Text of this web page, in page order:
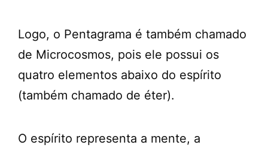
Logo, o Pentagrama é também chamado
de Microcosmos, pois ele possui os
quatro elementos abaixo do espírito
(também chamado de éter).
O espírito representa a mente, a